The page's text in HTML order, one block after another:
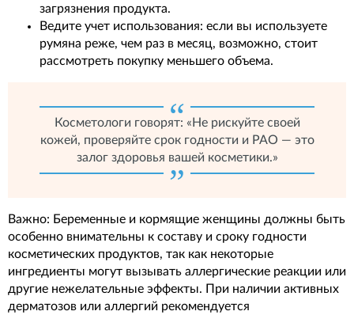
загрязнения продукта.
Ведите учет использования: если вы используете
румяна реже, чем раз в месяц, возможно, стоит
рассмотреть покупку меньшего объема.
Косметологи говорят: «Не рискуйте своей
кожей, проверяйте срок годности и PAO — это
залог здоровья вашей косметики.»
Важно: Беременные и кормящие женщины должны быть
особенно внимательны к составу и сроку годности
косметических продуктов, так как некоторые
ингредиенты могут вызывать аллергические реакции или
другие нежелательные эффекты. При наличии активных
дерматозов или аллергий рекомендуется